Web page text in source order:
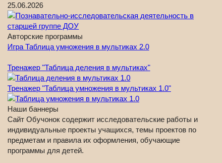
25.06.2026
Авторские программы
Игра Таблица умножения в мультиках 2.0
Тренажер "Таблица деления в мультиках"
Тренажер "Таблица умножения в мультиках 1.0"
Наши баннеры
Сайт Обучонок содержит исследовательские работы и
индивидуальные проекты учащихся, темы проектов по
предметам и правила их оформления, обучающие
программы для детей.